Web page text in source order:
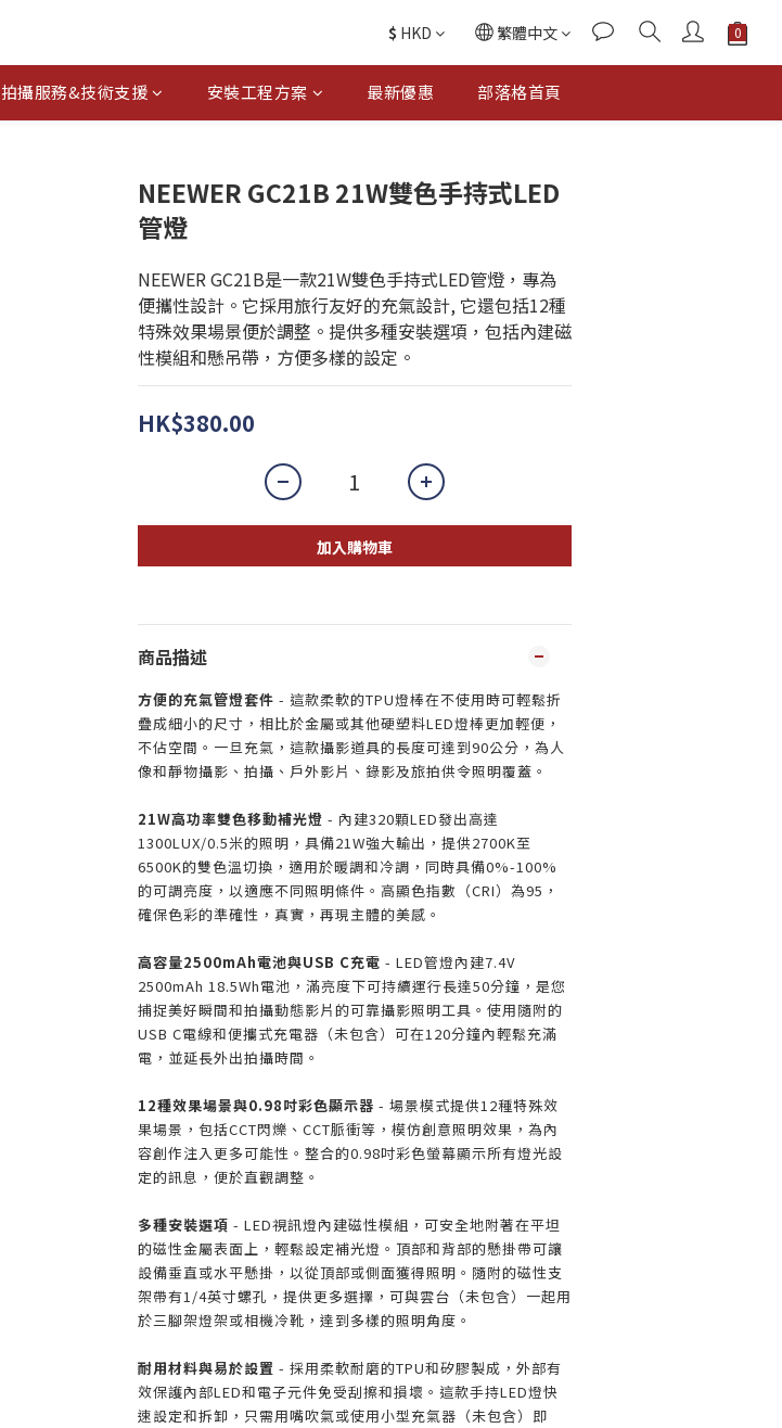
$ HKD 繁體中文
拍攝服務&技術支援 安裝工程方案 最新優惠 部落格首頁
NEEWER GC21B 21W雙色手持式LED
管燈
NEEWER GC21B是一款21W雙色手持式LED管燈，專為
便攜性設計。它採用旅行友好的充氣設計, 它還包括12種
特殊效果場景便於調整。提供多種安裝選項，包括內建磁
性模組和懸吊帶，方便多樣的設定。
HK$380.00
加入購物車
商品描述
方便的充氣管燈套件 - 這款柔軟的TPU燈棒在不使用時可輕鬆折
疊成細小的尺寸，相比於金屬或其他硬塑料LED燈棒更加輕便，
不佔空間。一旦充氣，這款攝影道具的長度可達到90公分，為人
像和靜物攝影、拍攝、戶外影片、錄影及旅拍供令照明覆蓋。
21W高功率雙色移動補光燈 - 內建320顆LED發出高達
1300LUX/0.5米的照明，具備21W強大輸出，提供2700K至
6500K的雙色溫切換，適用於暖調和冷調，同時具備0%-100%
的可調亮度，以適應不同照明條件。高顯色指數（CRI）為95，
確保色彩的準確性，真實，再現主體的美感。
高容量2500mAh電池與USB C充電 - LED管燈內建7.4V
2500mAh 18.5Wh電池，滿亮度下可持續運行長達50分鐘，是您
捕捉美好瞬間和拍攝動態影片的可靠攝影照明工具。使用隨附的
USB C電線和便攜式充電器（未包含）可在120分鐘內輕鬆充滿
電，並延長外出拍攝時間。
12種效果場景與0.98吋彩色顯示器 - 場景模式提供12種特殊效
果場景，包括CCT閃爍、CCT脈衝等，模仿創意照明效果，為內
容創作注入更多可能性。整合的0.98吋彩色螢幕顯示所有燈光設
定的訊息，便於直觀調整。
多種安裝選項 - LED視訊燈內建磁性模組，可安全地附著在平坦
的磁性金屬表面上，輕鬆設定補光燈。頂部和背部的懸掛帶可讓
設備垂直或水平懸掛，以從頂部或側面獲得照明。隨附的磁性支
架帶有1/4英寸螺孔，提供更多選擇，可與雲台（未包含）一起用
於三腳架燈架或相機冷靴，達到多樣的照明角度。
耐用材料與易於設置 - 採用柔軟耐磨的TPU和矽膠製成，外部有
效保護內部LED和電子元件免受刮擦和損壞。這款手持LED燈快
速設定和拆卸，只需用嘴吹氣或使用小型充氣器（未包含）即